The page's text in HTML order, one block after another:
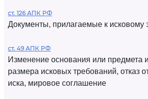
ст. 126 АПК РФ
Документы, прилагаемые к исковому
ст. 49 АПК РФ
Изменение основания или предмета
размера исковых требований, отказ
иска, мировое соглашение